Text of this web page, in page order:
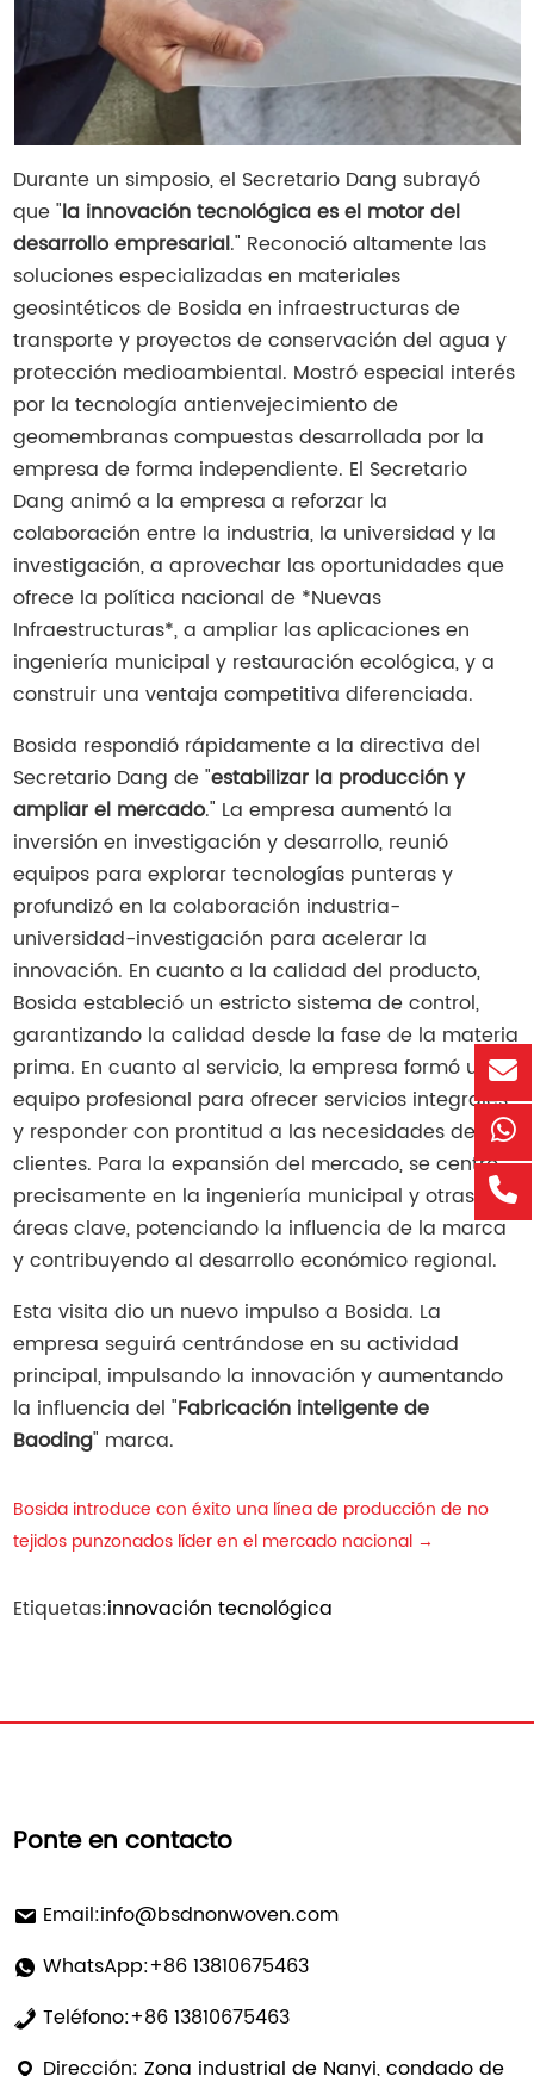
Durante un simposio, el Secretario Dang subrayó
que "la innovación tecnológica es el motor del
desarrollo empresarial." Reconoció altamente las
soluciones especializadas en materiales
geosintéticos de Bosida en infraestructuras de
transporte y proyectos de conservación del agua y
protección medioambiental. Mostró especial interés
por la tecnología antienvejecimiento de
geomembranas compuestas desarrollada por la
empresa de forma independiente. El Secretario
Dang animó a la empresa a reforzar la
colaboración entre la industria, la universidad y la
investigación, a aprovechar las oportunidades que
ofrece la política nacional de *Nuevas
Infraestructuras*, a ampliar las aplicaciones en
ingeniería municipal y restauración ecológica, y a
construir una ventaja competitiva diferenciada.
Bosida respondió rápidamente a la directiva del
Secretario Dang de "estabilizar la producción y
ampliar el mercado." La empresa aumentó la
inversión en investigación y desarrollo, reunió
equipos para explorar tecnologías punteras y
profundizó en la colaboración industria-
universidad-investigación para acelerar la
innovación. En cuanto a la calidad del producto,
Bosida estableció un estricto sistema de control,
garantizando la calidad desde la fase de la materia
prima. En cuanto al servicio, la empresa formó un
equipo profesional para ofrecer servicios integrales
y responder con prontitud a las necesidades de los
clientes. Para la expansión del mercado, se centró
precisamente en la ingeniería municipal y otras
áreas clave, potenciando la influencia de la marca
y contribuyendo al desarrollo económico regional.
Esta visita dio un nuevo impulso a Bosida. La
empresa seguirá centrándose en su actividad
principal, impulsando la innovación y aumentando
la influencia del "Fabricación inteligente de
Baoding" marca.
Bosida introduce con éxito una línea de producción de no
tejidos punzonados líder en el mercado nacional →
Etiquetas:innovación tecnológica
Ponte en contacto
Email:info@bsdnonwoven.com
WhatsApp:+86 13810675463
Teléfono:+86 13810675463
Dirección: Zona industrial de Nanyi, condado de